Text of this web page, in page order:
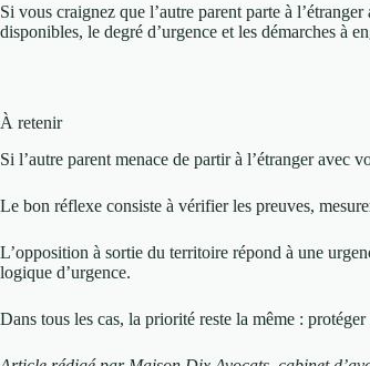
Si vous craignez que l’autre parent parte à
disponibles, le degré d’urgence et les démarches à
À retenir
Si l’autre parent menace de partir à l’étranger avec
Le bon réflexe consiste à vérifier les preuves,
L’opposition à sortie du territoire répond à une
logique d’urgence.
Dans tous les cas, la priorité reste la même :